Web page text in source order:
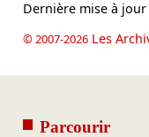
Dernière mise à jour
© 2007-2026Les
Parcourir